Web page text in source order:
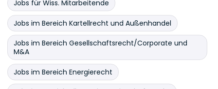
Jobs für Wiss. Mitarbeitende
Jobs im Bereich Kartellrecht und Außenhandel
Jobs im Bereich Gesellschaftsrecht/Corporate und
M&A
Jobs im Bereich Energierecht